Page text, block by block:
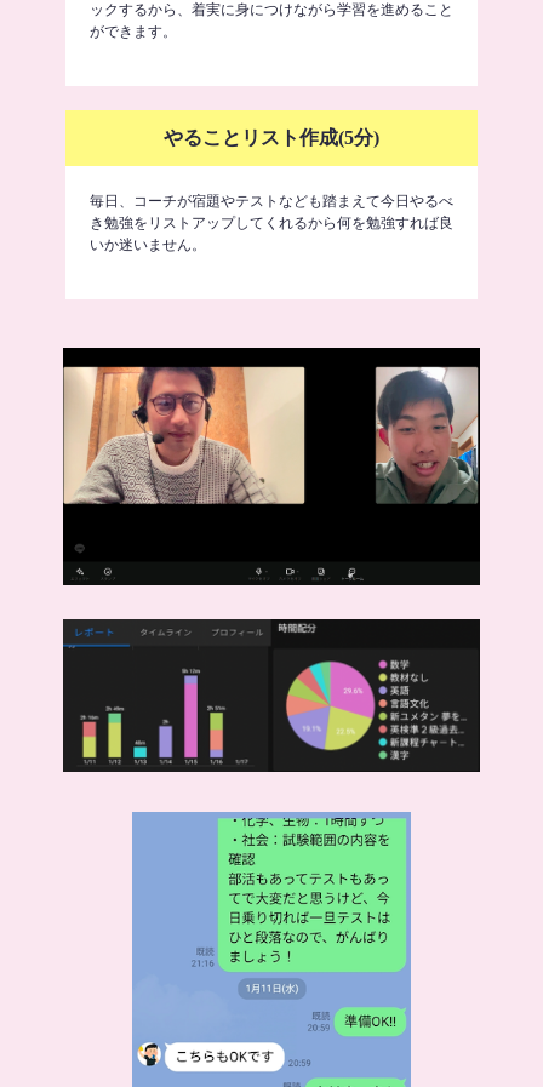
ックするから、着実に身につけながら学習を進めること
ができます。
やることリスト作成(5分)
毎日、コーチが宿題やテストなども踏まえて今日やるべ
き勉強をリストアップしてくれるから何を勉強すれば良
いか迷いません。